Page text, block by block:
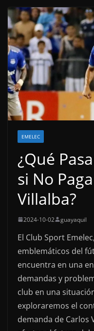
EMELEC
¿Qué
si No
Villalba?
2024-10-02 guayaquil
El Club Sport
emblemáticos del
encuentra en una
demandas y
club en una
exploraremos el
demanda de Carlos